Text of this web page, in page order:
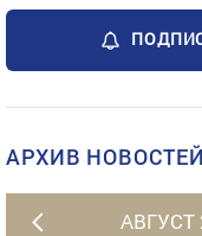
АРХИВ НОВОСТЕЙ
АВГУСТ